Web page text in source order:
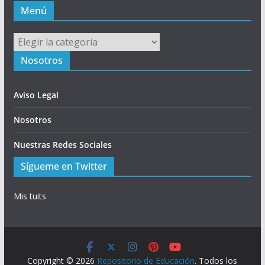
Menú
Menú
Nosotros
Aviso Legal
Nosotros
Nuestras Redes Sociales
Sígueme en Twitter
Mis tuits
Copyright © 2026 Repositorio de Educación. Todos los